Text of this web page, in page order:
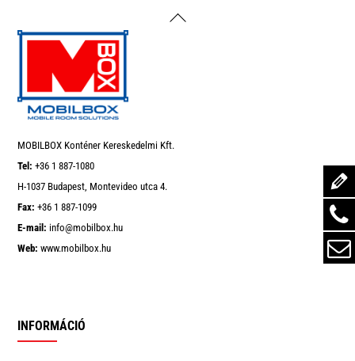
Back
MOBILBOX Konténer Kereskedelmi Kft.
Tel: +36 1 887-1080
H-1037 Budapest, Montevideo utca 4.
Fax: +36 1 887-1099
E-mail: info@mobilbox.hu
Web: www.mobilbox.hu
INFORMÁCIÓ